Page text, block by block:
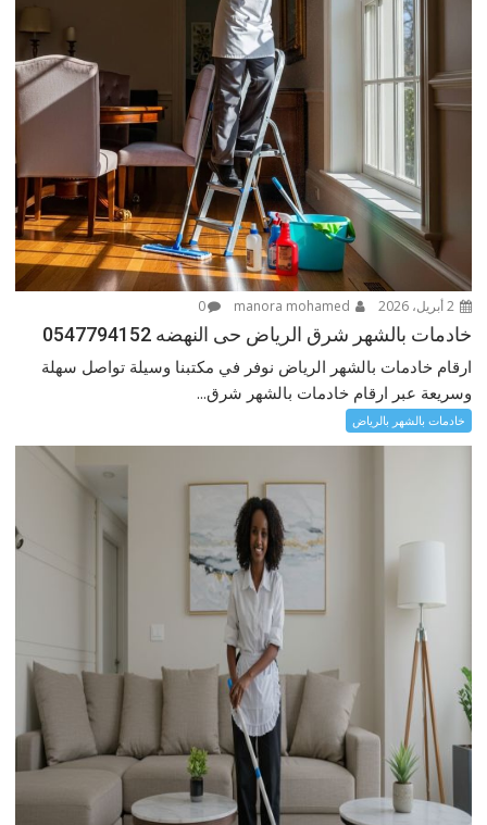
2 أبريل، 2026 0
خادمات بالشهر شرق الرياض حى النهضه 0547794152
ارقام خادمات بالشهر الرياض نوفر في مكتبنا وسيلة تواصل سهلة
وسريعة عبر ارقام خادمات بالشهر شرق...
خادمات بالشهر بالرياض